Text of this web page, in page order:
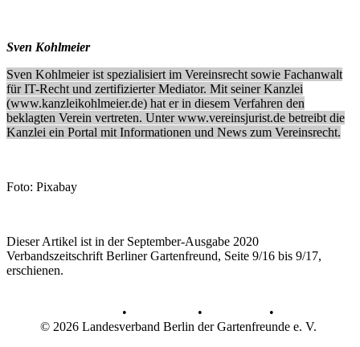
Sven Kohlmeier
Sven Kohlmeier ist spezialisiert im Vereinsrecht sowie Fachanwalt
für IT-Recht und zertifizierter Mediator. Mit seiner Kanzlei
(www.kanzleikohlmeier.de) hat er in diesem Verfahren den
beklagten Verein vertreten. Unter www.vereinsjurist.de betreibt die
Kanzlei ein Portal mit Informationen und News zum Vereinsrecht.
Foto: Pixabay
Dieser Artikel ist in der September-Ausgabe 2020
Verbandszeitschrift Berliner Gartenfreund, Seite 9/16 bis 9/17,
erschienen.
• •
•
© 2026 Landesverband Berlin der Gartenfreunde e. V.